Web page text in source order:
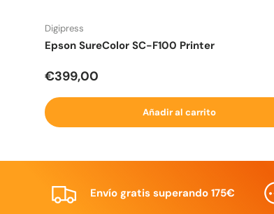
Digipress
Epson SureColor SC-F100 Printer
Precio normal
€399,00
Añadir al carrito
Envío gratis superando 175€